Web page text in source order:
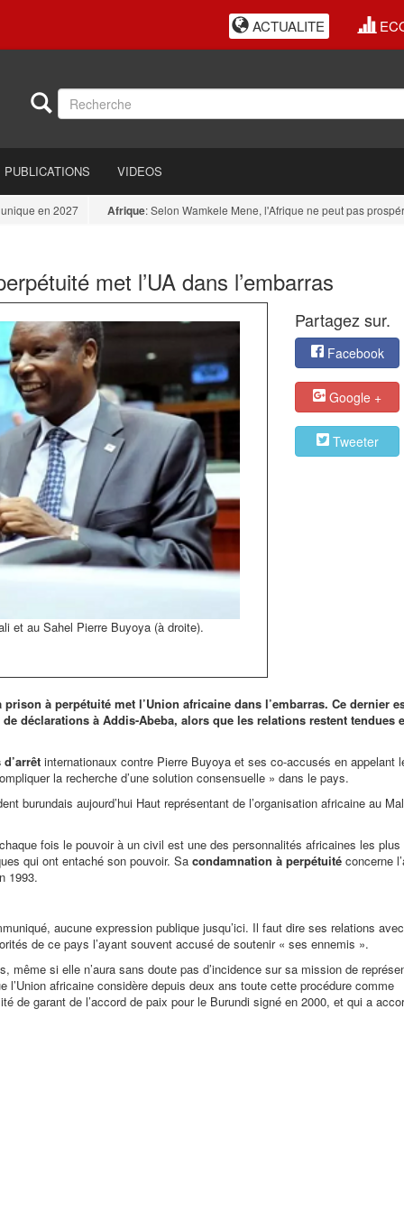
ACTUALITE
PUBLICATIONS VIDEOS
en 2027 Afrique: Selon Wamkele Mene, l'Afrique ne peut pas prospérer
met l’UA dans l’embarras
et au Sahel Pierre Buyoya (à droite).
Partagez sur.
Facebook
Google +
Tweeter
à perpétuité met l’Union africaine dans l’embarras. Ce dernier
déclarations à Addis-Abeba, alors que les relations restent tendues
internationaux contre Pierre Buyoya et ses co-accusés en appelant
la recherche d’une solution consensuelle » dans le pays.
burundais aujourd’hui Haut représentant de l’organisation africaine au
fois le pouvoir à un civil est une des personnalités africaines les plus
qui ont entaché son pouvoir. Sa condamnation à perpétuité concerne
1993.
aucune expression publique jusqu’ici. Il faut dire ses relations
de ce pays l’ayant souvent accusé de soutenir « ses ennemis ».
même si elle n’aura sans doute pas d’incidence sur sa mission de
africaine considère depuis deux ans toute cette procédure comme
de garant de l’accord de paix pour le Burundi signé en 2000, et qui a